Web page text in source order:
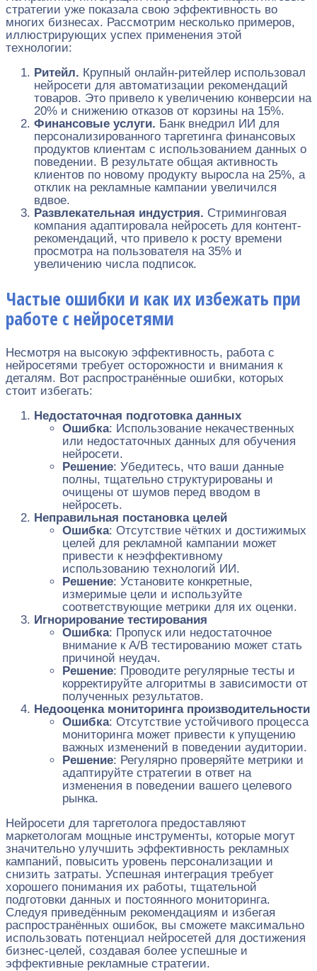
стратегии уже показала свою эффективность во
многих бизнесах. Рассмотрим несколько примеров,
иллюстрирующих успех применения этой
технологии:
Ритейл. Крупный онлайн-ритейлер использовал
нейросети для автоматизации рекомендаций
товаров. Это привело к увеличению конверсии на
20% и снижению отказов от корзины на 15%.
Финансовые услуги. Банк внедрил ИИ для
персонализированного таргетинга финансовых
продуктов клиентам с использованием данных о
поведении. В результате общая активность
клиентов по новому продукту выросла на 25%, а
отклик на рекламные кампании увеличился
вдвое.
Развлекательная индустрия. Стриминговая
компания адаптировала нейросеть для контент-
рекомендаций, что привело к росту времени
просмотра на пользователя на 35% и
увеличению числа подписок.
Частые ошибки и как их избежать при
работе с нейросетями
Несмотря на высокую эффективность, работа с
нейросетями требует осторожности и внимания к
деталям. Вот распространённые ошибки, которых
стоит избегать:
Недостаточная подготовка данных
Ошибка: Использование некачественных
или недостаточных данных для обучения
нейросети.
Решение: Убедитесь, что ваши данные
полны, тщательно структурированы и
очищены от шумов перед вводом в
нейросеть.
Неправильная постановка целей
Ошибка: Отсутствие чётких и достижимых
целей для рекламной кампании может
привести к неэффективному
использованию технологий ИИ.
Решение: Установите конкретные,
измеримые цели и используйте
соответствующие метрики для их оценки.
Игнорирование тестирования
Ошибка: Пропуск или недостаточное
внимание к A/B тестированию может стать
причиной неудач.
Решение: Проводите регулярные тесты и
корректируйте алгоритмы в зависимости от
полученных результатов.
Недооценка мониторинга производительности
Ошибка: Отсутствие устойчивого процесса
мониторинга может привести к упущению
важных изменений в поведении аудитории.
Решение: Регулярно проверяйте метрики и
адаптируйте стратегии в ответ на
изменения в поведении вашего целевого
рынка.
Нейросети для таргетолога предоставляют
маркетологам мощные инструменты, которые могут
значительно улучшить эффективность рекламных
кампаний, повысить уровень персонализации и
снизить затраты. Успешная интеграция требует
хорошего понимания их работы, тщательной
подготовки данных и постоянного мониторинга.
Следуя приведённым рекомендациям и избегая
распространённых ошибок, вы сможете максимально
использовать потенциал нейросетей для достижения
бизнес-целей, создавая более успешные и
эффективные рекламные стратегии.